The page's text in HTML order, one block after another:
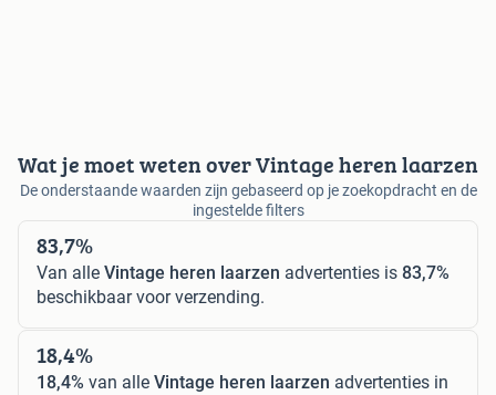
Wat je moet weten over Vintage heren laarzen
De onderstaande waarden zijn gebaseerd op je zoekopdracht en de
ingestelde filters
83,7%
Van alle Vintage heren laarzen advertenties is 83,7%
beschikbaar voor verzending.
18,4%
18,4% van alle Vintage heren laarzen advertenties in